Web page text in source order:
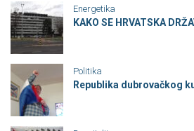
Energetika
KAKO SE HRVATSKA
Politika
Republika dubrovačkog